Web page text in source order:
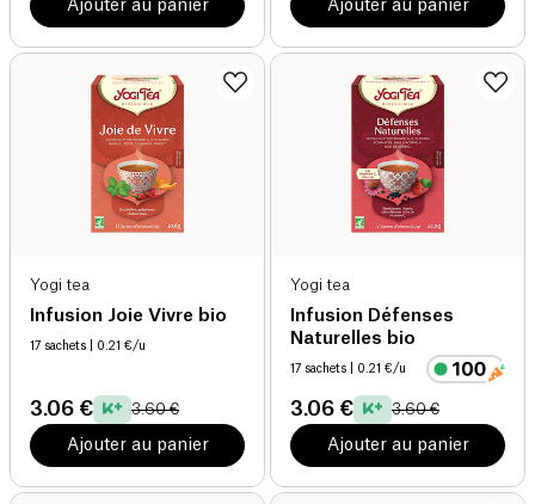
Ajouter au panier Ajouter au panier
Yogi tea
Infusion Joie Vivre bio
17 sachets | 0.21 €/u
3.06 € 3.60 €
Ajouter au panier
Yogi tea
Infusion Défenses
Naturelles bio
17 sachets | 0.21 €/u
3.06 € 3.60 €
Ajouter au panier